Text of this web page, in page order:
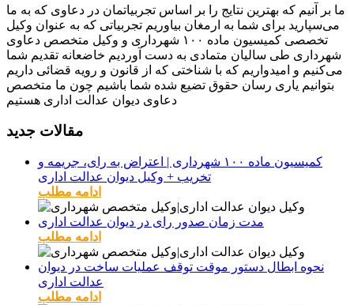
ما بر آنیم که بهترین نتایج را بر اساس تجربیاتمان در دعاوی که به ما
می‌سپارید برای شما به ارمغان بیاوریم تجربیاتی که به عنوان وکیل
تخصصی کمیسیون ماده ۱۰۰ شهرداری و وکیل متخصص دعاوی
شهرداری طی سالیان متمادی به دست آوردیم خاضعانه تقدیم شما
می‌کنیم و امیدواریم که با شناختی که از قانون و رویه قضائی داریم
بتوانیم یاری رسان حقوق تضیع شده شما باشیم چون ما متخصص
دعاوی دیوان عدالت اداری هستیم
مقالات جدید
کمیسیون ماده ۱۰۰ شهرداری | اعتراض به رای، جریمه و
تخریب + وکیل دیوان عدالت اداری
ادامه مطلب
مدت زمان صدور رای در دیوان عدالت اداری
ادامه مطلب
نحوه ابطال دستور موقت توقف عملیات ساخت در دیوان
عدالت اداری
ادامه مطلب